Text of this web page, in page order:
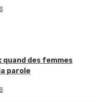
quand des femmes
parole